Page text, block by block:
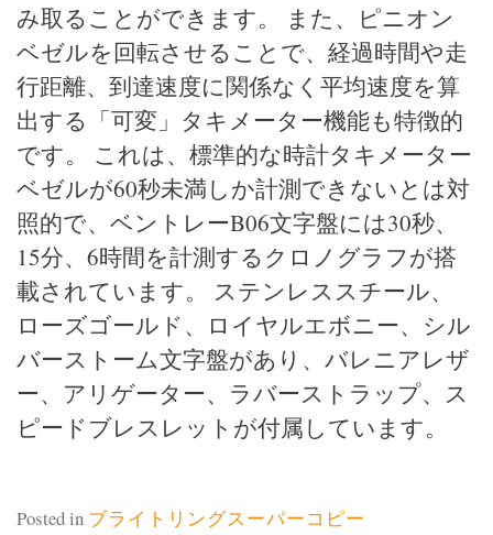
み取ることができます。 また、ピニオン
ベゼルを回転させることで、経過時間や走
行距離、到達速度に関係なく平均速度を算
出する「可変」タキメーター機能も特徴的
です。 これは、標準的な時計タキメーター
ベゼルが60秒未満しか計測できないとは対
照的で、ベントレーB06文字盤には30秒、
15分、6時間を計測するクロノグラフが搭
載されています。 ステンレススチール、
ローズゴールド、ロイヤルエボニー、シル
バーストーム文字盤があり、バレニアレザ
ー、アリゲーター、ラバーストラップ、ス
ピードブレスレットが付属しています。
Posted in ブライトリングスーパーコピー